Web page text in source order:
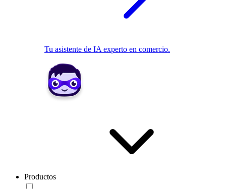
Tu asistente de IA experto en comercio.
Productos